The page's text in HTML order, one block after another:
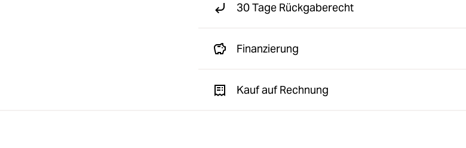
30 Tage Rückgaberecht
Finanzierung
Kauf auf Rechnung